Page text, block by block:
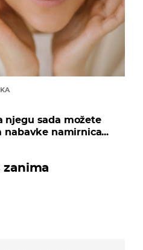
njegu sada možete
namirnica...